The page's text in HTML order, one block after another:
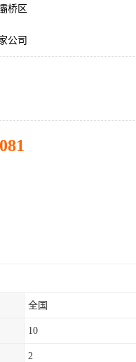
桥区
公司
全国
10
2